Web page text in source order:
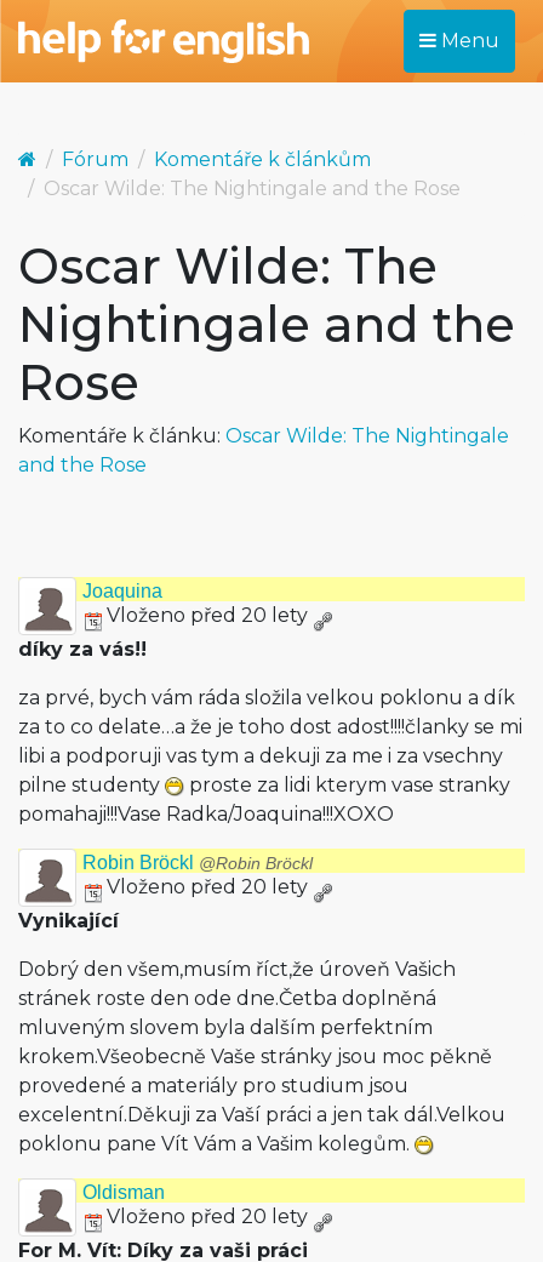
Menu
Fórum
Komentáře k článkům
Oscar Wilde: The Nightingale and the Rose
Oscar Wilde: The
Nightingale and the
Rose
Komentáře k článku: Oscar Wilde: The Nightingale
and the Rose
Joaquina
Vloženo před 20 lety
díky za vás!!
za prvé, bych vám ráda složila velkou poklonu a dík
za to co delate…a že je toho dost adost!!!!članky se mi
libi a podporuji vas tym a dekuji za me i za vsechny
pilne studenty
proste za lidi kterym vase stranky
pomahaji!!!Vase Radka/Joaquina!!!XO­XO
Robin Bröckl @Robin Bröckl
Vloženo před 20 lety
Vynikající
Dobrý den všem,musím říct,že úroveň Vašich
stránek roste den ode dne.Četba doplněná
mluveným slovem byla dalším perfektním
krokem.Všeobecně Vaše stránky jsou moc pěkně
provedené a materiály pro studium jsou
excelentní.Děkuji za Vaší práci a jen tak dál.Velkou
poklonu pane Vít Vám a Vašim kolegům.
Oldisman
Vloženo před 20 lety
For M. Vít: Díky za vaši práci